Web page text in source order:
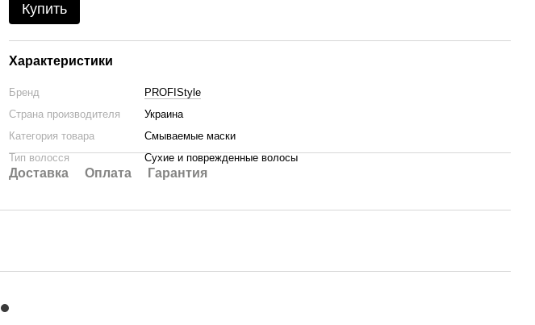
Купить
Характеристики
Бренд
PROFIStyle
Страна производителя
Украина
Категория товара
Смываемые маски
Тип волосся
Сухие и поврежденные волосы
Доставка Оплата Гарантия